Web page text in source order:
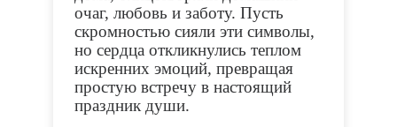
очаг, любовь и заботу. Пусть
скромностью сияли эти символы,
но сердца откликнулись теплом
искренних эмоций, превращая
простую встречу в настоящий
праздник души.